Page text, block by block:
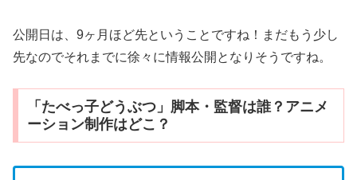
公開日は、9ヶ月ほど先ということですね！まだもう少し
先なのでそれまでに徐々に情報公開となりそうですね。
「たべっ子どうぶつ」脚本・監督は誰？アニメ
ーション制作はどこ？